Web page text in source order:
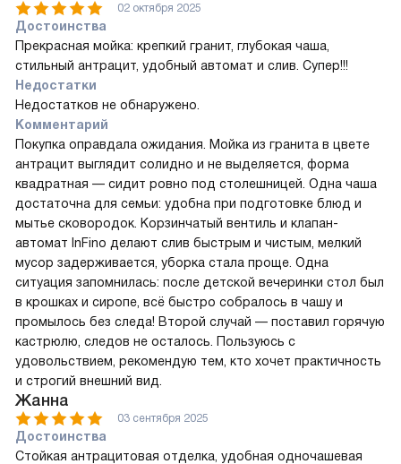
02 октября 2025
Достоинства
Прекрасная мойка: крепкий гранит, глубокая чаша,
стильный антрацит, удобный автомат и слив. Супер!!!
Недостатки
Недостатков не обнаружено.
Комментарий
Покупка оправдала ожидания. Мойка из гранита в цвете
антрацит выглядит солидно и не выделяется, форма
квадратная — сидит ровно под столешницей. Одна чаша
достаточна для семьи: удобна при подготовке блюд и
мытье сковородок. Корзинчатый вентиль и клапан-
автомат InFino делают слив быстрым и чистым, мелкий
мусор задерживается, уборка стала проще. Одна
ситуация запомнилась: после детской вечеринки стол был
в крошках и сиропе, всё быстро собралось в чашу и
промылось без следа! Второй случай — поставил горячую
кастрюлю, следов не осталось. Пользуюсь с
удовольствием, рекомендую тем, кто хочет практичность
и строгий внешний вид.
Жанна
03 сентября 2025
Достоинства
Стойкая антрацитовая отделка, удобная одночашевая